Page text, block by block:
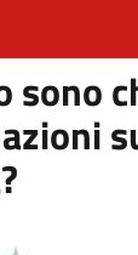
sono